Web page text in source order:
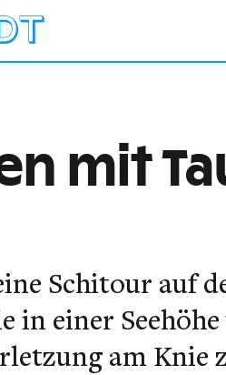
mit
Schitour auf
in einer
am Knie